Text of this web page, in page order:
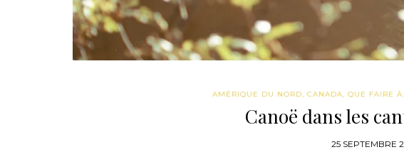
AMÉRIQUE DU NORD CANADA QUE FAIRE À...
Canoë dans les
25 SEPTEMBRE